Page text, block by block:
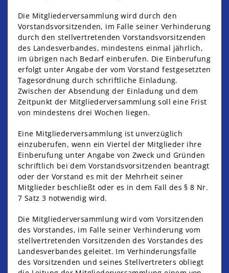
Die Mitgliederversammlung wird durch den
Vorstandsvorsitzenden, im Falle seiner Verhinderung
durch den stellvertretenden Vorstandsvorsitzenden
des Landesverbandes, mindestens einmal jährlich,
im übrigen nach Bedarf einberufen. Die Einberufung
erfolgt unter Angabe der vom Vorstand festgesetzten
Tagesordnung durch schriftliche Einladung.
Zwischen der Absendung der Einladung und dem
Zeitpunkt der Mitgliederversammlung soll eine Frist
von mindestens drei Wochen liegen.
Eine Mitgliederversammlung ist unverzüglich
einzuberufen, wenn ein Viertel der Mitglieder ihre
Einberufung unter Angabe von Zweck und Gründen
schriftlich bei dem Vorstandsvorsitzenden beantragt
oder der Vorstand es mit der Mehrheit seiner
Mitglieder beschließt oder es in dem Fall des § 8 Nr.
7 Satz 3 notwendig wird.
Die Mitgliederversammlung wird vom Vorsitzenden
des Vorstandes, im Falle seiner Verhinderung vom
stellvertretenden Vorsitzenden des Vorstandes des
Landesverbandes geleitet. Im Verhinderungsfalle
des Vorsitzenden und seines Stellvertreters obliegt